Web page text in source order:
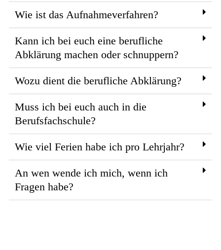
Wie ist das Aufnahmeverfahren?
Kann ich bei euch eine berufliche
Abklärung machen oder schnuppern?
Wozu dient die berufliche Abklärung?
Muss ich bei euch auch in die
Berufsfachschule?
Wie viel Ferien habe ich pro Lehrjahr?
An wen wende ich mich, wenn ich
Fragen habe?